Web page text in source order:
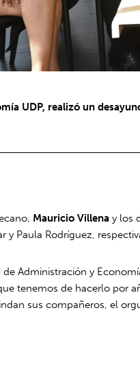
UDP, realizó un
Mauricio Villena y los
y Paula Rodríguez,
Administración y
tenemos de hacerlo por
sus compañeros, el